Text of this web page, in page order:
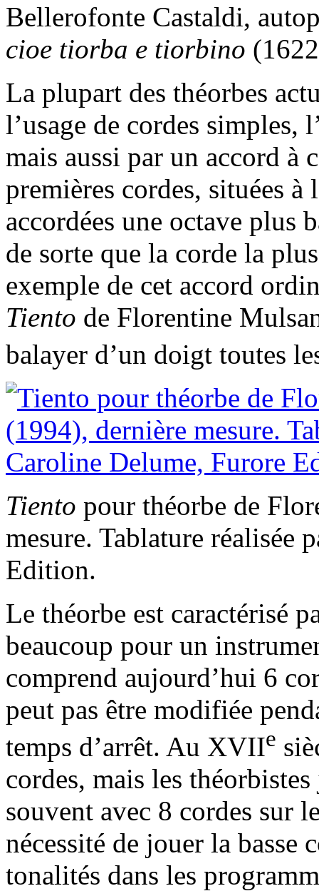
Bellerofonte Castaldi,
cioe tiorba e tiorbino
La plupart des théorbes
l’usage de cordes simples,
mais aussi par un accord à
premières cordes, situées à
accordées une octave plus
de sorte que la corde la
exemple de cet accord
Tiento de Florentine
balayer d’un doigt toutes
Tiento pour théorbe de
mesure. Tablature réalisée
Edition.
Le théorbe est caractérisé
beaucoup pour un
comprend aujourd’hui 6
peut pas être modifiée
temps d’arrêt. Au XVIIe
cordes, mais les
souvent avec 8 cordes sur
nécessité de jouer la basse
tonalités dans les